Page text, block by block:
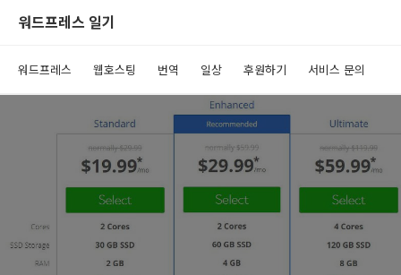
워드프레스 일기
워드프레스 웹호스팅 번역 일상 후원하기 서비스 문의